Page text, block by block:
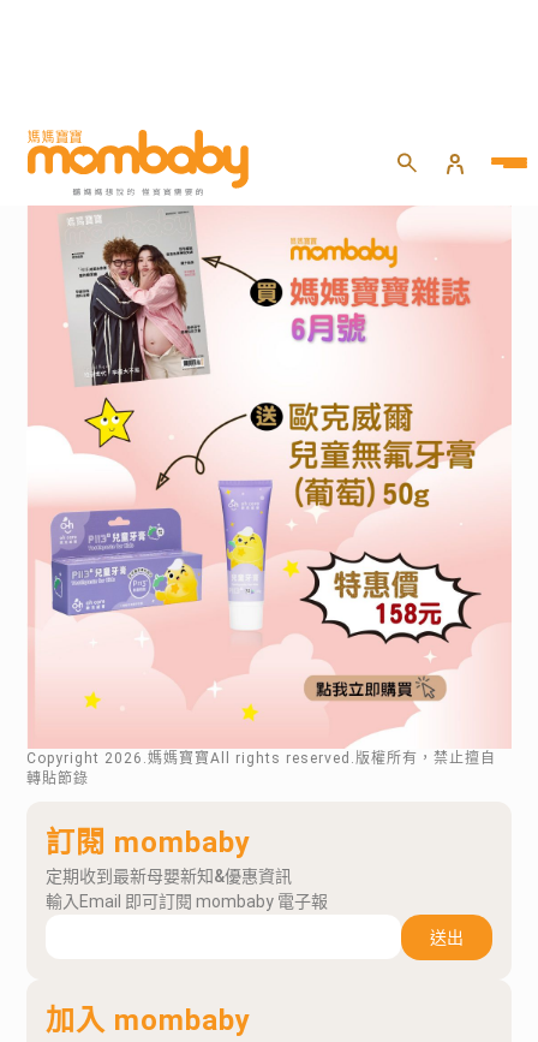
Copyright 2026 .媽媽寶寶All rights reserved.版權所有，禁止擅自
轉貼節錄
訂閱 mombaby
定期收到最新母嬰新知&優惠資訊
輸入Email 即可訂閱 mombaby 電子報
送出
加入 mombaby